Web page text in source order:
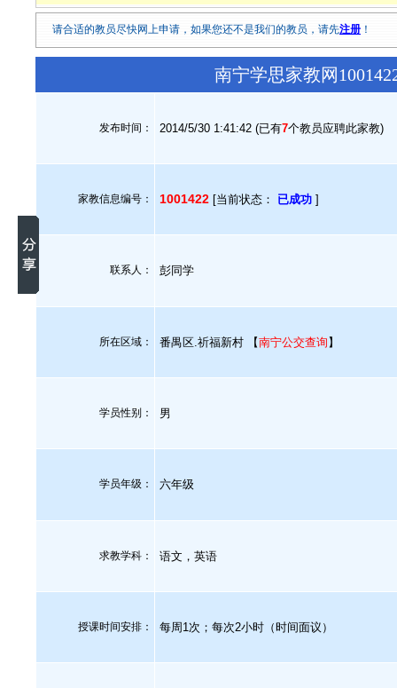
请合适的教员尽快网上申请，如果您还不是我们的教员，请先注册 ！
南宁学思家教网
发布时间： 2014/5/30 1:41:42 (已有7个教员应聘此家教)
家教信息编号： 1001422 [当前状态： 已成功 ]
联系人： 彭同学
所在区域： 番禺区.祈福新村 【南宁公交查询 】
学员性别： 男
学员年级： 六年级
求教学科： 语文，英语
授课时间安排： 每周1次；每次2小时（时间面议）